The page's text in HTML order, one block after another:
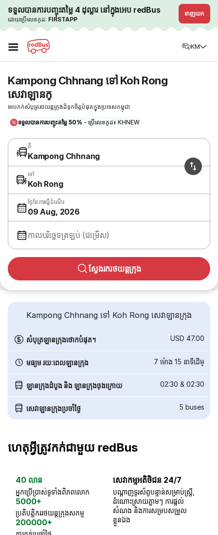
ទទួលបានការបញ្ចុះតម្លៃ 4 ដុល្លារ នៅក្នុងអេប redBus
ដោយប្រើលេខកូដ: FIRSTAPP
ទាញយក
☰ KM
Kampong Chhnang ទៅ Koh Rong
សេវាឡានក្
អេបកក់សំបុត្ររថយន្តក្រុងដ៏ទុកចិត្តបំផុតក្នុងប្រទេសកម្ពុជា
ទទួលបានការបញ្ចុះតម្លៃ 50% - ប្រើលេខកូដ៖ KHNEW
ពី
Kampong Chhnang
ទៅ
Koh Rong
ថ្ងៃនៃការធ្វើដំណើរ
09 Aug, 2026
កាលបរិច្ឆេទត្រឡប់ (ជម្រើស)
ស្វែងរករថយន្តក្រុង
Kampong Chhnang ទៅ Koh Rong សេវាឡានក្រុង
សំបុត្រឡានក្រុងថោកបំផុត។ USD 47.00
មធ្យម រយៈពេលឡានក្រុង 7 ម៉ោង 15 នាទី​ដើម្
ឡានក្រុងដំបូង និង ឡានក្រុងចុងក្រោយ 02:30 & 02:30
សេវាឡានក្រុងប្រចាំថ្ងៃ 5 buses
ហេតុអ្វីត្រូវកក់ជាមួយ redBus
40 លាន
អ្នកប្រើប្រាស់ទូទាំងពិភពលោក
5000+
ប្រតិបត្តិកររថយន្តក្រុងសកម្ម
200000+
សេវាកម្មអតិថិជន 24/7
បណ្តាញទូរស័ព្ទបន្ទាន់សម្រាប់ស្ត្រី,
ដំណោះស្រាយភ្លាមៗ ការផ្តល់
សំណង និងការសម្របសម្រួល
ខ្លួនឯង